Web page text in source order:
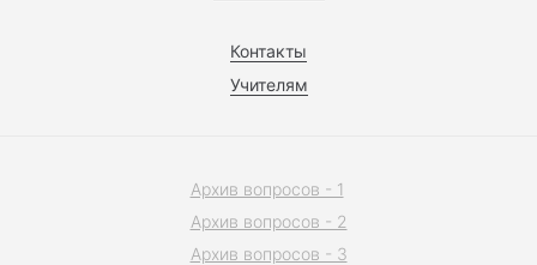
Контакты
Учителям
Архив вопросов - 1
Архив вопросов - 2
Архив вопросов - 3